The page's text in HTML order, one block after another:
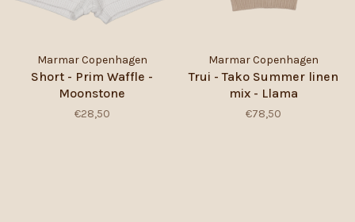
Marmar Copenhagen
Short - Prim Waffle -
Moonstone
€28,50
Marmar Copenhagen
Trui - Tako Summer linen
mix - Llama
€78,50